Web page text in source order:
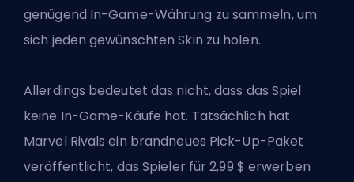
genügend In-Game-Währung zu sammeln, um
sich jeden gewünschten Skin zu holen.
Allerdings bedeutet das nicht, dass das Spiel
keine In-Game-Käufe hat. Tatsächlich hat
Marvel Rivals ein brandneues Pick-Up-Paket
veröffentlicht, das Spieler für 2,99 $ erwerben